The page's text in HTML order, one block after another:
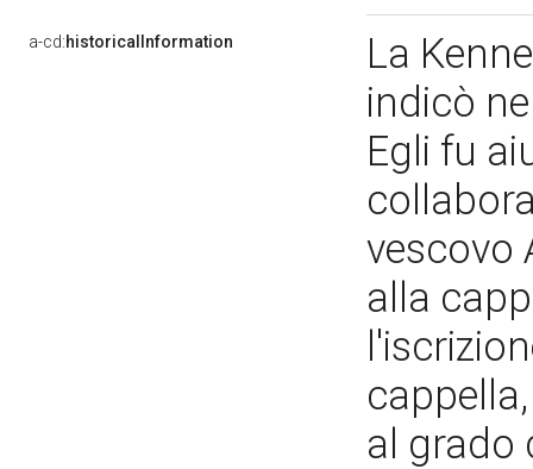
a-cd:historicalInformation
La
indicò
Egli fu
vescovo
alla
al grado